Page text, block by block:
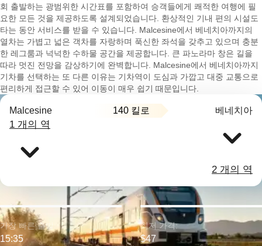
회 출발하는 광범위한 시간표를 포함하여 승객들에게 쾌적한 여행에 필
요한 모든 것을 제공하도록 설계되었습니다. 환상적인 기내 편의 시설도
타는 동안 서비스를 받을 수 있습니다. Malcesine에서 베네치아까지의
열차는 가볍고 넓은 객차를 자랑하며 푹신한 좌석을 갖추고 있으며 충분
한 레그룸과 넉넉한 수하물 공간을 제공합니다. 큰 파노라마 창은 길을
따라 멋진 전망을 감상하기에 완벽합니다. Malcesine에서 베네치아까지
기차를 선택하는 또 다른 이유는 기차역이 도심과 가깝고 대중 교통으로
편리하게 접근할 수 있어 이동이 매우 쉽기 때문입니다.
Malcesine 140 킬로 베네치아
1 개의 역
2 개의 역
가장 빠른 출발:
15:35
최저 가격:
$47